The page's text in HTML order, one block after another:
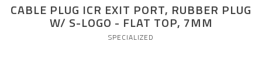
CABLE PLUG ICR EXIT PORT, RUBBER PLUG
W/ S-LOGO - FLAT TOP, 7MM
SPECIALIZED